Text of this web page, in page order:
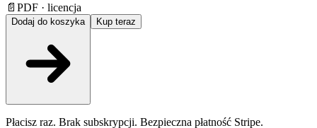
📄 PDF · licencja
Dodaj do koszyka Kup teraz
Płacisz raz. Brak subskrypcji. Bezpieczna płatność Stripe.